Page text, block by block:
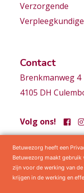
Verzorgende
Verpleegkundige
Contact
Brenkmanweg 4
4105 DH
Volg ons!
Samenwerkingen
Betuwezorg heeft een
Betuwezorg maakt
zijn voor de werking van
krijgen in de werking en